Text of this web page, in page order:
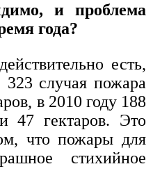
и проблема
года?
есть,
случая пожара
в 2010 году 188
47 гектаров. Это
что пожары для
стихийное